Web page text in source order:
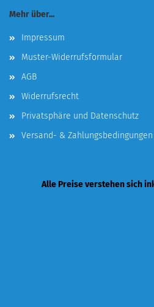
Mehr über...
Impressum
Muster-Widerrufsformular
AGB
Widerrufsrecht
Privatsphäre und Datenschutz
Versand- & Zahlungsbedingungen
Alle Preise verstehen sich